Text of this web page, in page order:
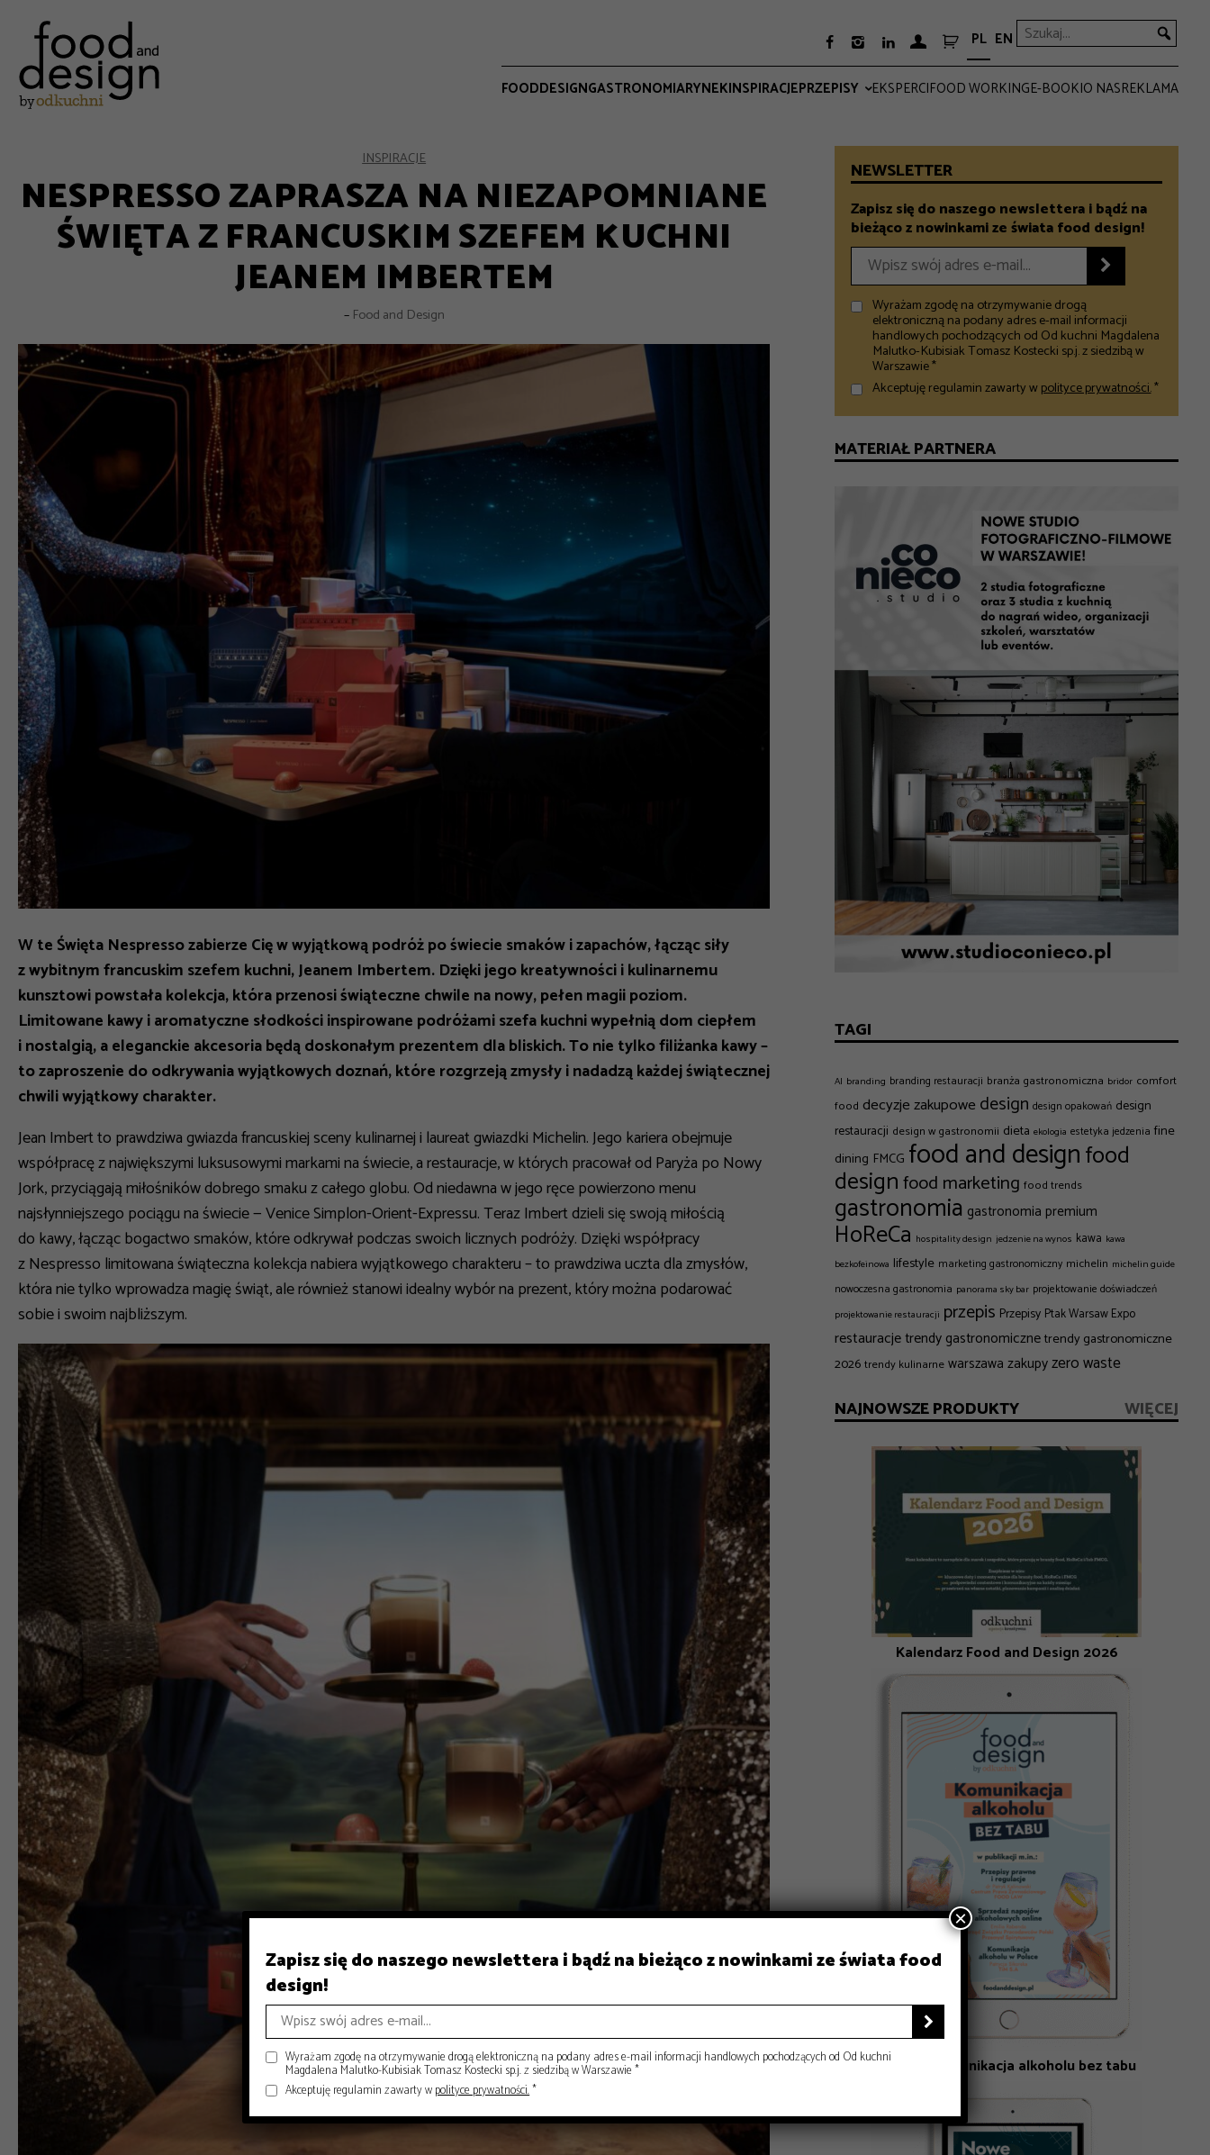
   PL EN
FOODDESIGNGASTRONOMIARYNEKINSPIRACJEPRZEPISY
EVERYDAY
EKSPERCIFOOD WORKINGE-BOOKIO NASREKLAMA
INSPIRACJE
NESPRESSO ZAPRASZA NA NIEZAPOMNIANE
ŚWIĘTA Z FRANCUSKIM SZEFEM KUCHNI
JEANEM IMBERTEM
– Food and Design
W te Święta Nespresso zabierze Cię w wyjątkową podróż po świecie smaków i zapachów, łącząc siły
z wybitnym francuskim szefem kuchni, Jeanem Imbertem. Dzięki jego kreatywności i kulinarnemu
kunsztowi powstała kolekcja, która przenosi świąteczne chwile na nowy, pełen magii poziom.
Limitowane kawy i aromatyczne słodkości inspirowane podróżami szefa kuchni wypełnią dom ciepłem
i nostalgią, a eleganckie akcesoria będą doskonałym prezentem dla bliskich. To nie tylko filiżanka kawy –
to zaproszenie do odkrywania wyjątkowych doznań, które rozgrzeją zmysły i nadadzą każdej świątecznej
chwili wyjątkowy charakter.
Jean Imbert to prawdziwa gwiazda francuskiej sceny kulinarnej i laureat gwiazdki Michelin. Jego kariera obejmuje
współpracę z największymi luksusowymi markami na świecie, a restauracje, w których pracował od Paryża po Nowy
Jork, przyciągają miłośników dobrego smaku z całego globu. Od niedawna w jego ręce powierzono menu
najsłynniejszego pociągu na świecie— Venice Simplon-Orient-Expressu. Teraz Imbert dzieli się swoją miłością
do kawy, łącząc bogactwo smaków, które odkrywał podczas swoich licznych podróży. Dzięki współpracy
z Nespresso limitowana świąteczna kolekcja nabiera wyjątkowego charakteru – to prawdziwa uczta dla zmysłów,
która nie tylko wprowadza magię świąt, ale również stanowi idealny wybór na prezent, który można podarować
sobie i swoim najbliższym.
NEWSLETTER
Zapisz się do naszego newslettera i bądź na
bieżąco z nowinkami ze świata food design!

Wyrażam zgodę na otrzymywanie drogą
elektroniczną na podany adres e-mail informacji
handlowych pochodzących od Od kuchni Magdalena
Malutko-Kubisiak Tomasz Kostecki sp.j. z siedzibą w
Warszawie *
Akceptuję regulamin zawarty wpolityce prywatności.*
MATERIAŁ PARTNERA
TAGI
AI branding branding restauracji branża gastronomiczna bridor comfort
food decyzje zakupowe design design opakowań design
restauracji design w gastronomii dieta ekologia estetyka jedzenia fine
dining FMCG food and designfood
designfood marketing food trends
gastronomia gastronomia premium
HoReCa hospitality design jedzenie na wynos kawa kawa
bezkofeinowa lifestyle marketing gastronomiczny michelin michelin guide
nowoczesna gastronomia panorama sky bar projektowanie doświadczeń
projektowanie restauracji przepis Przepisy Ptak Warsaw Expo
restauracjetrendy gastronomicznetrendy gastronomiczne
2026 trendy kulinarne warszawa zakupyzero waste
NAJNOWSZE PRODUKTY WIĘCEJ
Kalendarz Food and Design 2026
E-book: Komunikacja alkoholu bez tabu
Zapisz się do naszego newslettera i bądź na bieżąco z nowinkami ze świata food
design!

Wyrażam zgodę na otrzymywanie drogą elektroniczną na podany adres e-mail informacji handlowych pochodzących od Od kuchni
Magdalena Malutko-Kubisiak Tomasz Kostecki sp.j. z siedzibą w Warszawie *
Akceptuję regulamin zawarty wpolityce prywatności.*
×